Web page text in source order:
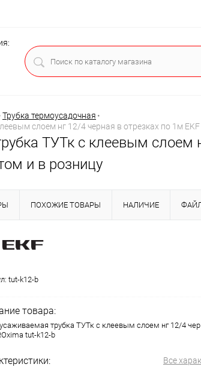
Трубка термоусадочная •
слоем нг 12/4 черная в отрезках по 1м
ТУТк с клеевым слоем
и в розницу
ПОХОЖИЕ ТОВАРЫ НАЛИЧИЕ
tut-k12-b
товара:
трубка ТУТк с клеевым слоем нг 12/4
tut-k12-b
Все